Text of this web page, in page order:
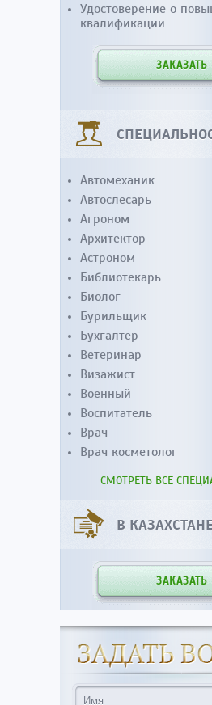
Удостоверение о
квалификации
ЗАКАЗАТЬ
Автомеханик
Автослесарь
Агроном
Архитектор
Астроном
Библиотекарь
Биолог
Бурильщик
Бухгалтер
Ветеринар
Визажист
Военный
Воспитатель
Врач
Врач косметолог
СМОТРЕТЬ ВСЕ
В КАЗАХСТАНЕ
ЗАКАЗАТЬ